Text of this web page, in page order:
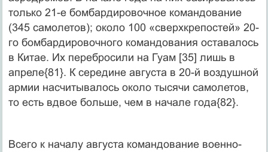
только 21-е бомбардировочное командование
(345 самолетов); около 100 «сверхкрепостей» 20-
го бомбардировочного командования оставалось
в Китае. Их перебросили на Гуам [35] лишь в
апреле{81}. К середине августа в 20-й воздушной
армии насчитывалось около тысячи самолетов,
то есть вдвое больше, чем в начале года{82}.
Всего к началу августа командование военно-